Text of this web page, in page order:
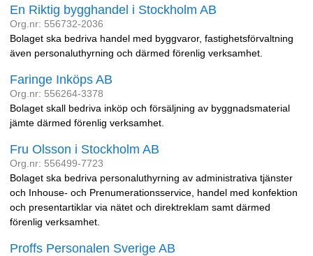
En Riktig bygghandel i Stockholm AB
Org.nr: 556732-2036
Bolaget ska bedriva handel med byggvaror, fastighetsförvaltning
även personaluthyrning och därmed förenlig verksamhet.
Faringe Inköps AB
Org.nr: 556264-3378
Bolaget skall bedriva inköp och försäljning av byggnadsmaterial
jämte därmed förenlig verksamhet.
Fru Olsson i Stockholm AB
Org.nr: 556499-7723
Bolaget ska bedriva personaluthyrning av administrativa tjänster
och Inhouse- och Prenumerationsservice, handel med konfektion
och presentartiklar via nätet och direktreklam samt därmed
förenlig verksamhet.
Proffs Personalen Sverige AB